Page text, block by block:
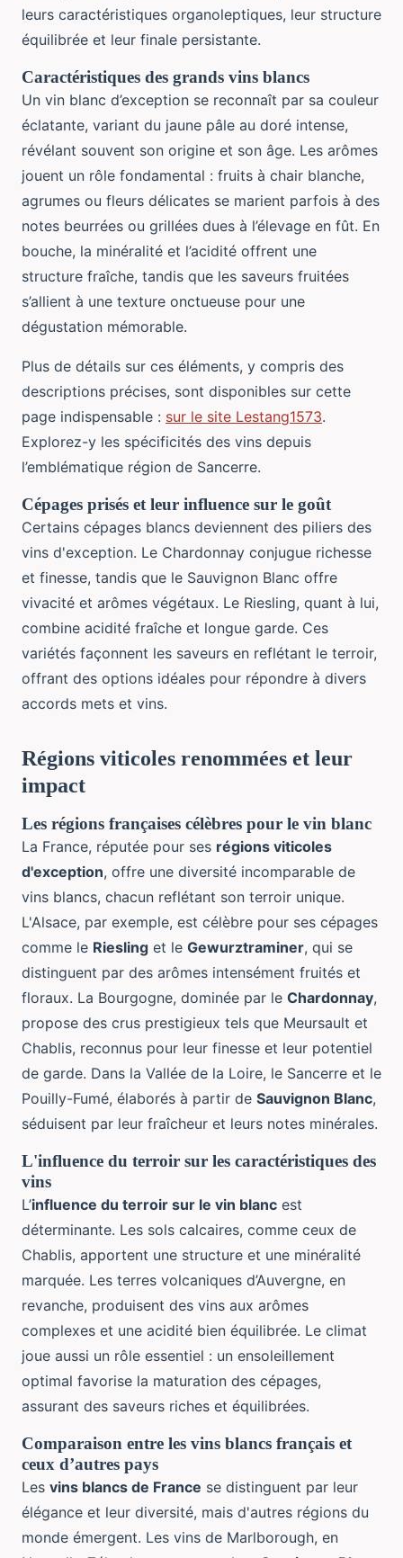
leurs caractéristiques organoleptiques, leur structure
équilibrée et leur finale persistante.
Caractéristiques des grands vins blancs
Un vin blanc d’exception se reconnaît par sa couleur
éclatante, variant du jaune pâle au doré intense,
révélant souvent son origine et son âge. Les arômes
jouent un rôle fondamental : fruits à chair blanche,
agrumes ou fleurs délicates se marient parfois à des
notes beurrées ou grillées dues à l’élevage en fût. En
bouche, la minéralité et l’acidité offrent une
structure fraîche, tandis que les saveurs fruitées
s’allient à une texture onctueuse pour une
dégustation mémorable.
Plus de détails sur ces éléments, y compris des
descriptions précises, sont disponibles sur cette
page indispensable : sur le site Lestang1573.
Explorez-y les spécificités des vins depuis
l’emblématique région de Sancerre.
Cépages prisés et leur influence sur le goût
Certains cépages blancs deviennent des piliers des
vins d'exception. Le Chardonnay conjugue richesse
et finesse, tandis que le Sauvignon Blanc offre
vivacité et arômes végétaux. Le Riesling, quant à lui,
combine acidité fraîche et longue garde. Ces
variétés façonnent les saveurs en reflétant le terroir,
offrant des options idéales pour répondre à divers
accords mets et vins.
Régions viticoles renommées et leur
impact
Les régions françaises célèbres pour le vin blanc
La France, réputée pour ses régions viticoles
d'exception, offre une diversité incomparable de
vins blancs, chacun reflétant son terroir unique.
L'Alsace, par exemple, est célèbre pour ses cépages
comme le Riesling et le Gewurztraminer, qui se
distinguent par des arômes intensément fruités et
floraux. La Bourgogne, dominée par le Chardonnay,
propose des crus prestigieux tels que Meursault et
Chablis, reconnus pour leur finesse et leur potentiel
de garde. Dans la Vallée de la Loire, le Sancerre et le
Pouilly-Fumé, élaborés à partir de Sauvignon Blanc,
séduisent par leur fraîcheur et leurs notes minérales.
L'influence du terroir sur les caractéristiques des
vins
L’influence du terroir sur le vin blanc est
déterminante. Les sols calcaires, comme ceux de
Chablis, apportent une structure et une minéralité
marquée. Les terres volcaniques d’Auvergne, en
revanche, produisent des vins aux arômes
complexes et une acidité bien équilibrée. Le climat
joue aussi un rôle essentiel : un ensoleillement
optimal favorise la maturation des cépages,
assurant des saveurs riches et équilibrées.
Comparaison entre les vins blancs français et
ceux d’autres pays
Les vins blancs de France se distinguent par leur
élégance et leur diversité, mais d'autres régions du
monde émergent. Les vins de Marlborough, en